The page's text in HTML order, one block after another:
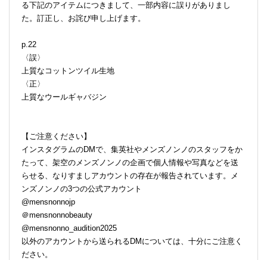
る下記のアイテムにつきまして、一部内容に誤りがありまし
た。訂正し、お詫び申し上げます。
p.22
〈誤〉
上質なコットンツイル生地
〈正〉
上質なウールギャバジン
【ご注意ください】
インスタグラムのDMで、集英社やメンズノンノのスタッフをか
たって、架空のメンズノンノの企画で個人情報や写真などを送
らせる、なりすましアカウントの存在が報告されています。メ
ンズノンノの3つの公式アカウント
@mensnonnojp
＠mensnonnobeauty
@mensnonno_audition2025
以外のアカウントから送られるDMについては、十分にご注意く
ださい。